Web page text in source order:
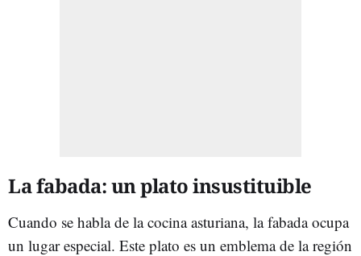
La fabada: un plato insustituible
Cuando se habla de la cocina asturiana, la fabada ocupa
un lugar especial. Este plato es un emblema de la región